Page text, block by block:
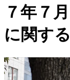
７年７
に関す